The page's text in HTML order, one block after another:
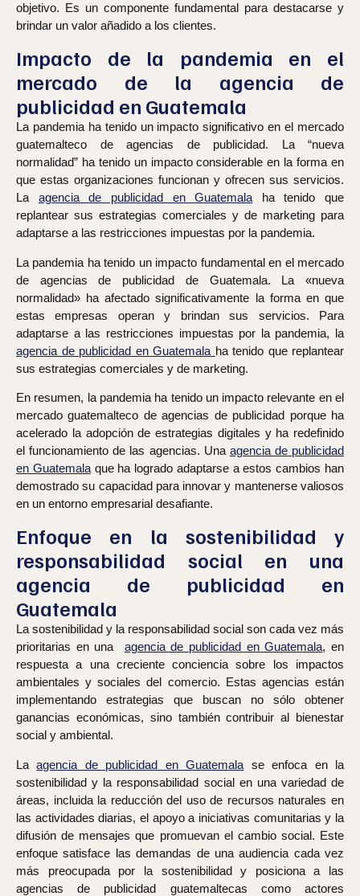
objetivo. Es un componente fundamental para destacarse y
brindar un valor añadido a los clientes.
Impacto de la pandemia en el
mercado de la agencia de
publicidad en Guatemala
La pandemia ha tenido un impacto significativo en el mercado
guatemalteco de agencias de publicidad. La “nueva
normalidad” ha tenido un impacto considerable en la forma en
que estas organizaciones funcionan y ofrecen sus servicios.
La agencia de publicidad en Guatemala ha tenido que
replantear sus estrategias comerciales y de marketing para
adaptarse a las restricciones impuestas por la pandemia.
La pandemia ha tenido un impacto fundamental en el mercado
de agencias de publicidad de Guatemala. La «nueva
normalidad» ha afectado significativamente la forma en que
estas empresas operan y brindan sus servicios. Para
adaptarse a las restricciones impuestas por la pandemia, la
agencia de publicidad en Guatemala ha tenido que replantear
sus estrategias comerciales y de marketing.
En resumen, la pandemia ha tenido un impacto relevante en el
mercado guatemalteco de agencias de publicidad porque ha
acelerado la adopción de estrategias digitales y ha redefinido
el funcionamiento de las agencias. Una agencia de publicidad
en Guatemalaque ha logrado adaptarse a estos cambios han
demostrado su capacidad para innovar y mantenerse valiosos
en un entorno empresarial desafiante.
Enfoque en la sostenibilidad y
responsabilidad social en una
agencia de publicidad en
Guatemala
La sostenibilidad y la responsabilidad social son cada vez más
prioritarias en una agencia de publicidad en Guatemala, en
respuesta a una creciente conciencia sobre los impactos
ambientales y sociales del comercio. Estas agencias están
implementando estrategias que buscan no sólo obtener
ganancias económicas, sino también contribuir al bienestar
social y ambiental.
Laagencia de publicidad en Guatemala se enfoca en la
sostenibilidad y la responsabilidad social en una variedad de
áreas, incluida la reducción del uso de recursos naturales en
las actividades diarias, el apoyo a iniciativas comunitarias y la
difusión de mensajes que promuevan el cambio social. Este
enfoque satisface las demandas de una audiencia cada vez
más preocupada por la sostenibilidad y posiciona a las
agencias de publicidad guatemaltecas como actores